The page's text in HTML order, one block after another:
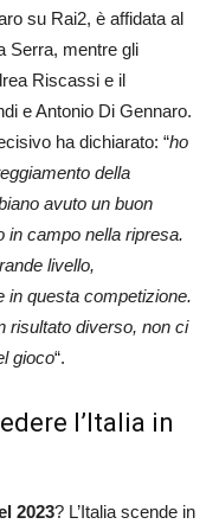
su Rai2, è affidata al
Serra, mentre gli
Riscassi e il
e Antonio Di Gennaro.
ha dichiarato: “ho
della
avuto un buon
in campo nella ripresa.
livello,
in questa competizione.
risultato diverso, non ci
gioco“.
l’Italia in
2023? L’Italia scende in